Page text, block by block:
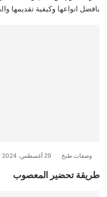
بافضل انواعها وكيفية تقديمها
وصفات طبخ 29 أغسطس، 2024
طريقة تحضير المعصوب